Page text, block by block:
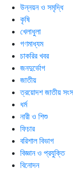
উন্নয়ন ও সমৃদ্ধি
কৃষি
খেলাধুলা
গণমাধ্যম
চাকরির খবর
জনদুর্ভোগ
জাতীয়
ত্রয়োদশ জাতীয়
ধর্ম
নারী ও শিশু
ফিচার
বরিশাল বিভাগ
বিজ্ঞান ও প্রযুক্তি
বিনোদন